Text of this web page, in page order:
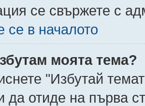
се свържете с
се в началото
моята тема?
"Избутай
да отиде на първа